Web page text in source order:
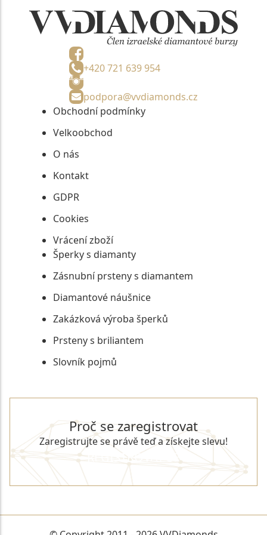
+420 721 639 954
podpora@vvdiamonds.cz
Obchodní podmínky
Velkoobchod
O nás
Kontakt
GDPR
Cookies
Vrácení zboží
Šperky s diamanty
Zásnubní prsteny s diamantem
Diamantové náušnice
Zakázková výroba šperků
Prsteny s briliantem
Slovník pojmů
Proč se zaregistrovat
Zaregistrujte se právě teď a získejte slevu!
REGISTROVAT SE